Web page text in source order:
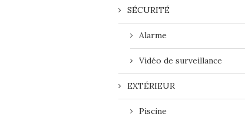
SÉCURITÉ
Alarme
Vidéo de surveillance
EXTÉRIEUR
Piscine